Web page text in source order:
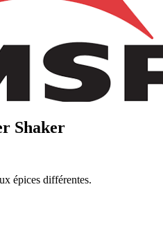
Shaker
épices différentes.